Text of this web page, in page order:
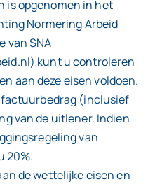
is opgenomen in het
Normering Arbeid
van SNA
kunt u controleren
aan deze eisen voldoen.
factuurbedrag (inclusief
van de uitlener. Indien
van
20%.
de wettelijke eisen en